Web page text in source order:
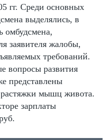
гг. Среди основных
выделялись, в
омбудсмена,
заявителя жалобы,
требований.
вопросы развития
представлены
мышц живота.
зарплаты